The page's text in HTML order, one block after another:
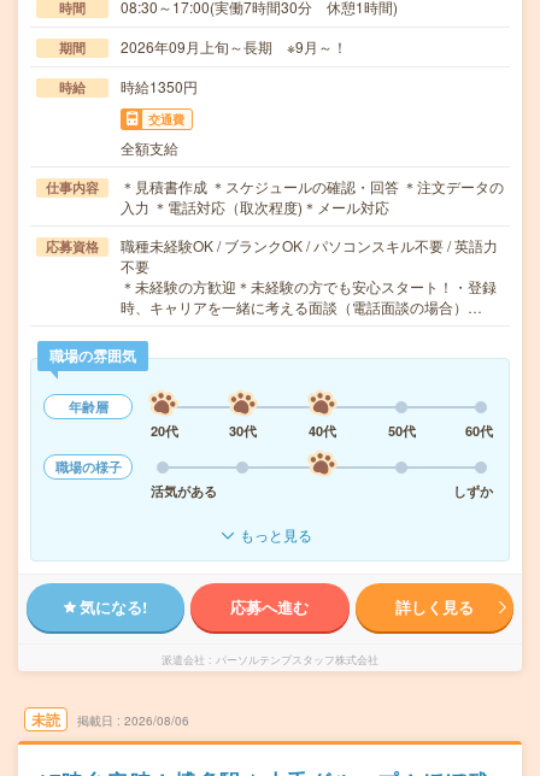
時間 08:30～17:00(実働7時間30分 休憩1時間)
期間 2026年09月上旬～長期 ※9月～！
時給 時給1350円
交通費
全額支給
仕事内容
＊見積書作成 ＊スケジュールの確認・回答 ＊注文データの
入力 ＊電話対応（取次程度)＊メール対応
応募資格
職種未経験OK / ブランクOK / パソコンスキル不要 / 英語力
不要
＊未経験の方歓迎＊未経験の方でも安心スタート！・登録
時、キャリアを一緒に考える面談（電話面談の場合）…
職場の雰囲気
年齢層
20代
30代 40代 50代
60代
職場の様子
活気がある
しずか
もっと見る
気になる! 応募へ進む 詳しく見る
派遣会社 パーソルテンプスタッフ株式会社
未読 掲載日 2026/08/06